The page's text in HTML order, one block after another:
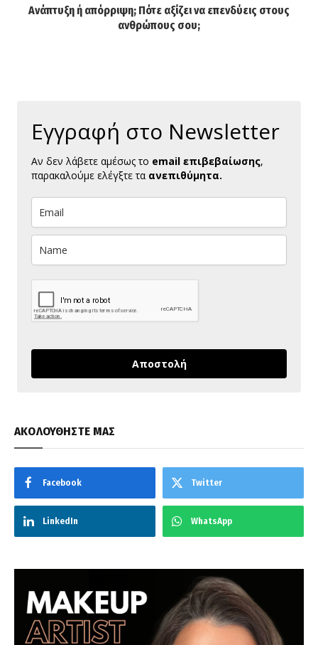
Ανάπτυξη ή απόρριψη; Πότε αξίζει να επενδύεις στους
ανθρώπους σου;
Εγγραφή στο Newsletter
Αν δεν λάβετε αμέσως το email επιβεβαίωσης,
παρακαλούμε ελέγξτε τα ανεπιθύμητα.
Αποστολή
ΑΚΟΛΟΥΘΗΣΤΕ ΜΑΣ
Facebook Twitter
LinkedIn WhatsApp